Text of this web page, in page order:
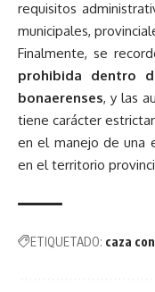
requisitos
municipales,
Finalmente, se
prohibida dentro
bonaerenses, y las
tiene carácter
en el manejo de una
en el territorio
ETIQUETADO: caza